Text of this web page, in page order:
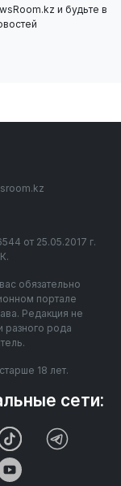
и будьте в
от 25.05.2017 г.
обязательно
портале
Редакция не
разного рода
18 лет.
сети: